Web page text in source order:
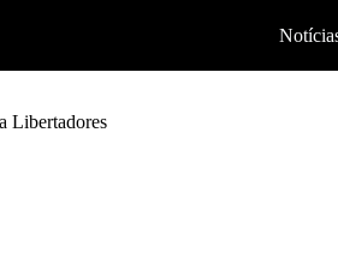
Libertadores